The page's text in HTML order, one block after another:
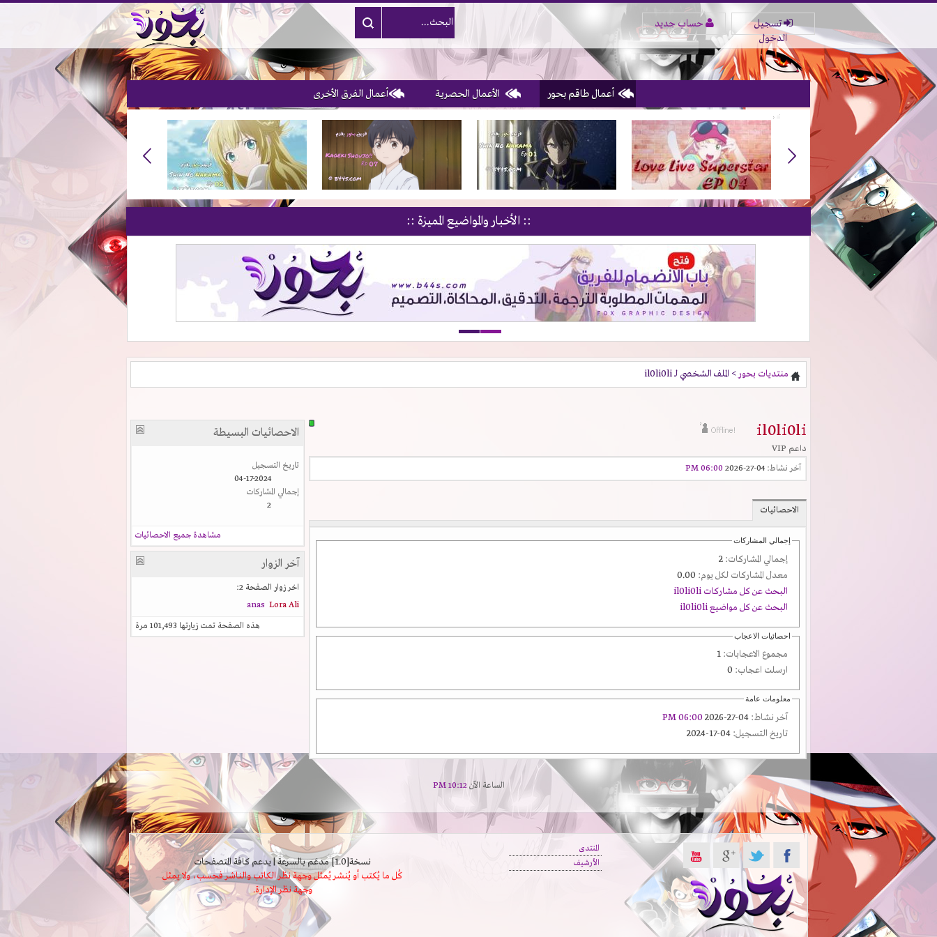
تسجيل
الدخول
حساب جديد
أعمال طاقم بحور الأعمال الحصرية أعمال الفرق الأخرى
1, 2, 3 & 4of 10
:: الأخبار والمواضيع المميزة ::
منتديات بحور > الملف الشخصي لـ il0li0li
il0li0li
داعم VIP
آخر نشاط:
06:00 PM
الاحصائيات
إجمالي المشاركات
إجمالي المشاركات:
معدل المشاركات لكل يوم:
البحث عن كل مشاركات il0li0li
البحث عن كل مواضيع il0li0li
احصائيات الاعجاب
مجموع الاعجابات:
ارسلت اعجاب:
معلومات عامة
آخر نشاط:
06:00 PM
تاريخ التسجيل:
الاحصائيات البسيطة
تاريخ التسجيل
04-17-2024
إجمالي المشاركات
2
مشاهدة جميع الاحصائيات
آخر الزوار
اخر زوار الصفحة 2:
anas Lora Ali
هذه الصفحة تمت زيارتها 101,493 مرة
الساعة الآن10:12 PM
المنتدى
الأرشيف
نسخة[1.0] مدعَم بالسرعة | يدعم كافة المتصفحات
كُل ما يُكتب أو يُنشر يُمثل وجهة نظر الكاتب والناشر فحسب، ولا يمثل
وجهة نظر الإدارة.